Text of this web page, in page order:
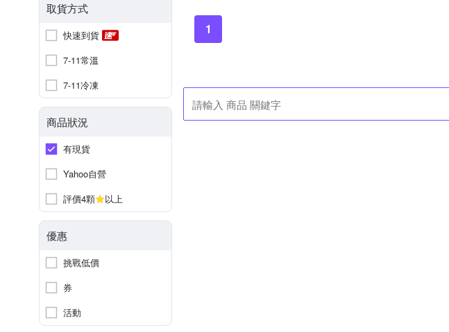
取貨方式
快速到貨
7-11常溫
7-11冷凍
商品狀況
有現貨
Yahoo自營
評價4顆
以上
優惠
挑戰低價
券
活動
1